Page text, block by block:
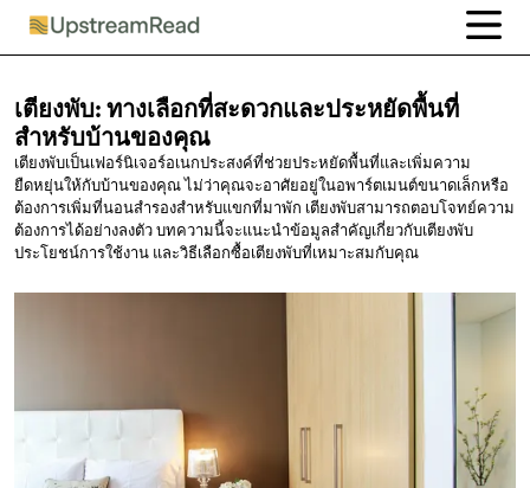
เตียงพับ:ทางเลือกที่สะดวกและประหยัดพื้นที่
สำหรับบ้านของคุณ
เตียงพับเป็นเฟอร์นิเจอร์อเนกประสงค์ที่ช่วยประหยัดพื้นที่และเพิ่มความ
ยืดหยุ่นให้กับบ้านของคุณ ไม่ว่าคุณจะอาศัยอยู่ในอพาร์ตเมนต์ขนาดเล็กหรือ
ต้องการเพิ่มที่นอนสำรองสำหรับแขกที่มาพัก เตียงพับสามารถตอบโจทย์ความ
ต้องการได้อย่างลงตัว บทความนี้จะแนะนำข้อมูลสำคัญเกี่ยวกับเตียงพับ
ประโยชน์การใช้งาน และวิธีเลือกซื้อเตียงพับที่เหมาะสมกับคุณ